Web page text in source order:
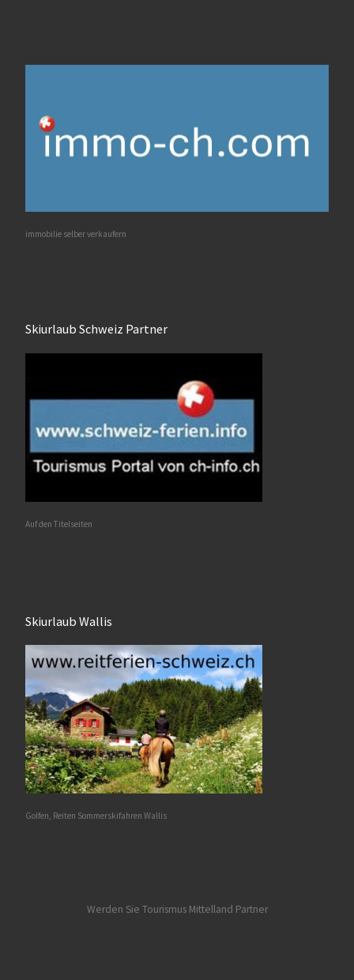
immobilie selber verkaufern
Skiurlaub Schweiz Partner
Auf den Titelseiten
Skiurlaub Wallis
Golfen, Reiten Sommerskifahren Wallis
Werden Sie Tourismus Mittelland Partner